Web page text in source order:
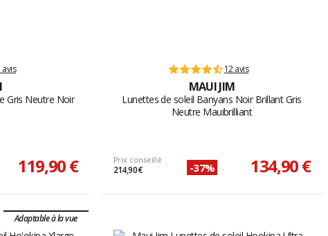
avis
Gris Neutre Noir
119,90 €
12 avis
MAUI JIM
Lunettes de soleil Banyans Noir Brillant Gris
Neutre Mauibrilliant
Prix conseillé
214,90 € -37% 134,90 €
Adaptable à la vue